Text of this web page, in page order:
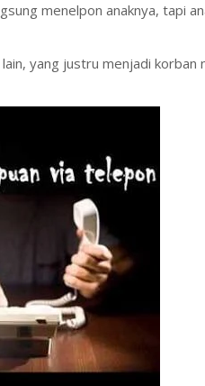
menelpon anaknya, tapi
yang justru menjadi korban